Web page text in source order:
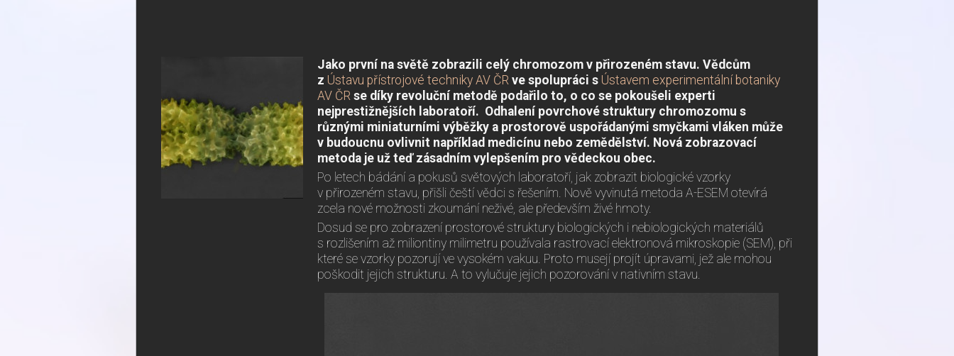
Jako první na světě zobrazili celý chromozom v přirozeném stavu. Vědcům
z Ústavu přístrojové techniky AV ČR ve spolupráci s Ústavem experimentální botaniky
AV ČR se díky revoluční metodě podařilo to, o co se pokoušeli experti
nejprestižnějších laboratoří. Odhalení povrchové struktury chromozomu s
různými miniaturními výběžky a prostorově uspořádanými smyčkami vláken může
v budoucnu ovlivnit například medicínu nebo zemědělství. Nová zobrazovací
metoda je už teď zásadním vylepšením pro vědeckou obec.
Po letech bádání a pokusů světových laboratoří, jak zobrazit biologické vzorky
v přirozeném stavu, přišli čeští vědci s řešením. Nově vyvinutá metoda A-ESEM otevírá
zcela nové možnosti zkoumání neživé, ale především živé hmoty.
Dosud se pro zobrazení prostorové struktury biologických i nebiologických materiálů
s rozlišením až miliontiny milimetru používala rastrovací elektronová mikroskopie (SEM), při
které se vzorky pozorují ve vysokém vakuu. Proto musejí projít úpravami, jež ale mohou
poškodit jejich strukturu. A to vylučuje jejich pozorování v nativním stavu.